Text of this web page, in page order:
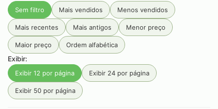
Rainbow RAW Rocca Sabarabuçu Santa Rosa
Seival Serra da Campanha Serra Do Condado
Serra Do Papagaio Serra dos Garcias
Tabaquito Terras de Aiuru Tiê Unique
Vale do Jacu Zélia
Sem filtro Mais vendidos Menos vendidos
Mais recentes Mais antigos Menor preço
Maior preço Ordem alfabética
Exibir:
Exibir 12 por página Exibir 24 por página
Exibir 50 por página